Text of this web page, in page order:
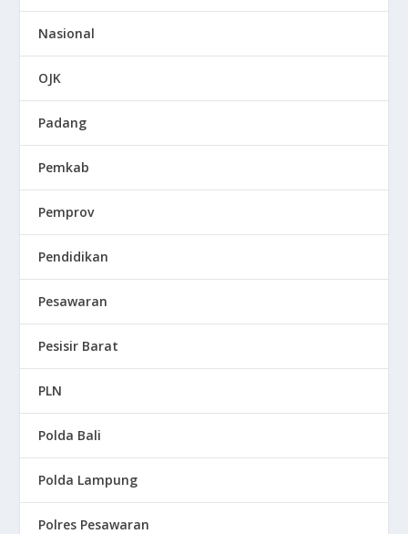
Nasional
OJK
Padang
Pemkab
Pemprov
Pendidikan
Pesawaran
Pesisir Barat
PLN
Polda Bali
Polda Lampung
Polres Pesawaran